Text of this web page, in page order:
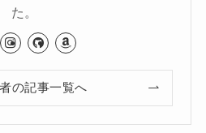
た。
の記事一覧へ